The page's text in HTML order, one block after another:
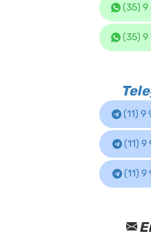
(35) 9
(35) 9
(11) 9
(11) 9
(11)